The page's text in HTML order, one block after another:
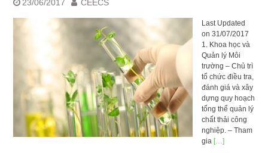
23/06/2017 CEECS
Last Updated
on 31/07/2017
1. Khoa học và
Quản lý Môi
trường – Chủ trì
tổ chức điều tra,
đánh giá và xây
dựng quy hoạch
tổng thể quản lý
chất thải công
nghiệp. – Tham
gia […]